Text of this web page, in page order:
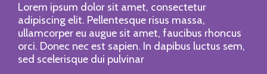
Lorem ipsum dolor sit amet, consectetur
adipiscing elit. Pellentesque risus massa,
ullamcorper eu augue sit amet, faucibus rhoncus
orci. Donec nec est sapien. In dapibus luctus sem,
sed scelerisque dui pulvinar